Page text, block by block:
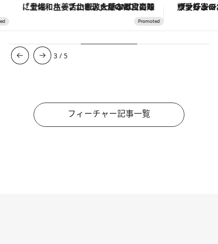
「土佐和ハーブかき氷」がOMO7高知に登場！生姜、山椒、大葉など目にも舌にも涼を呼ぶ郷土の味 ヴァシュロン・コンスタンタ
3 / 5
フィーチャー記事一覧